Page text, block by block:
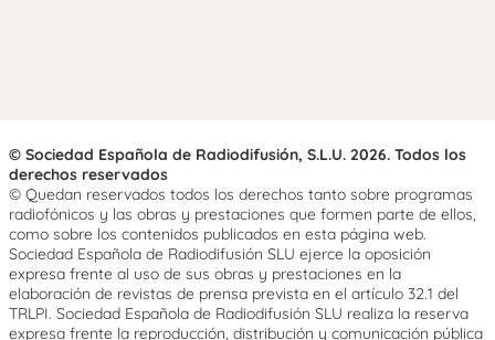
© Sociedad Española de Radiodifusión, S.L.U. 2026. Todos los
derechos reservados
© Quedan reservados todos los derechos tanto sobre programas
radiofónicos y las obras y prestaciones que formen parte de ellos,
como sobre los contenidos publicados en esta página web.
Sociedad Española de Radiodifusión SLU ejerce la oposición
expresa frente al uso de sus obras y prestaciones en la
elaboración de revistas de prensa prevista en el artículo 32.1 del
TRLPI. Sociedad Española de Radiodifusión SLU realiza la reserva
expresa frente la reproducción, distribución y comunicación pública